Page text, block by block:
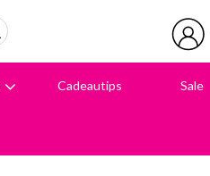
Cadeautips Sale